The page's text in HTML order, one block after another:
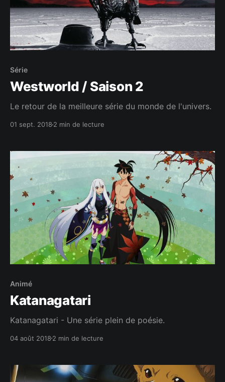
Série
Westworld / Saison 2
Le retour de la meilleure série du monde de l'univers.
01 sept. 2018 2 min de lecture
Animé
Katanagatari
Katanagatari - Une série plein de poésie.
04 août 2018 2 min de lecture